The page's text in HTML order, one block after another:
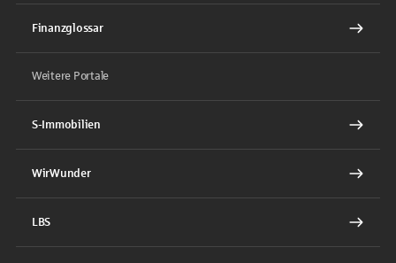
Finanzglossar
Weitere Portale
S-Immobilien
WirWunder
LBS